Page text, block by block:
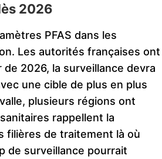
2026
PFAS dans les
Les autorités françaises ont
2026, la surveillance devra
une cible de plus en plus
plusieurs régions ont
rappellent la
filières de traitement là où
de surveillance pourrait